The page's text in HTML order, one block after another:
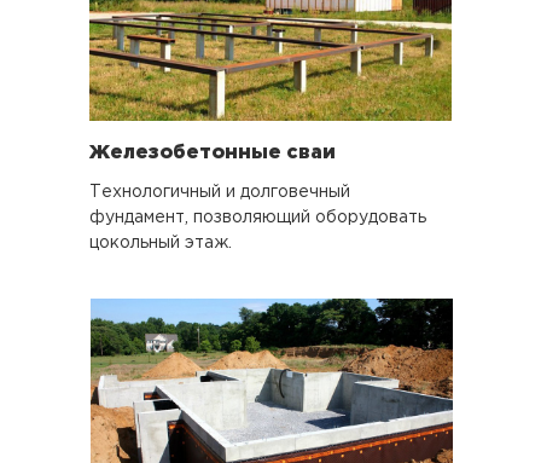
Железобетонные сваи
Технологичный и долговечный
фундамент, позволяющий оборудовать
цокольный этаж.